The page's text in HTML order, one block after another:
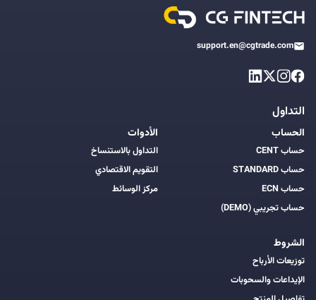
support.en@cgtrade.com
التداول
الحساب
حساب CENT
حساب STANDARD
حساب ECN
حساب تجريبي (DEMO)
الشروط
توزيعات الأرباح
الإيداعات والسحوبات
الأدوات
التداول بالاستنساخ
التقويم الاقتصادي
مركز الوسائط